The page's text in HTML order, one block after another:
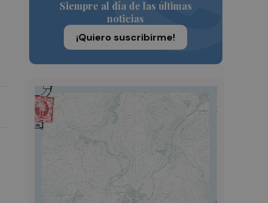
Siempre al día de las últimas
noticias
¡Quiero suscribirme!